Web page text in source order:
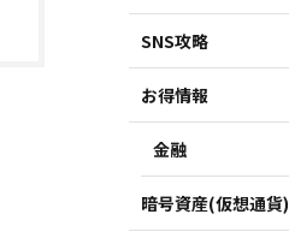
SNS攻略
お得情報
金融
暗号資産(仮想通貨)